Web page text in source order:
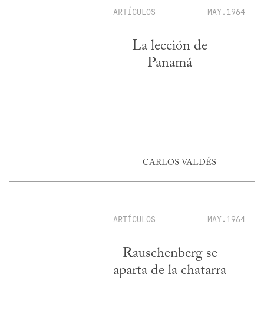
ARTÍCULOS MAY.1964
La lección de
Panamá
CARLOS VALDÉS
ARTÍCULOS MAY.1964
Rauschenberg se
aparta de la chatarra